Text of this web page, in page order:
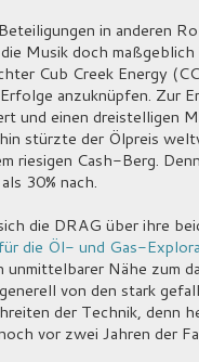
in anderen
Musik doch
Cub Creek Energy
anzuknüpfen. Zur
und einen dreistelligen
stürzte der Ölpreis
riesigen Cash-Berg.
30% nach.
die DRAG über ihre
die Öl- und Gas-
unmittelbarer Nähe zum
von den stark
der Technik, denn
vor zwei Jahren der